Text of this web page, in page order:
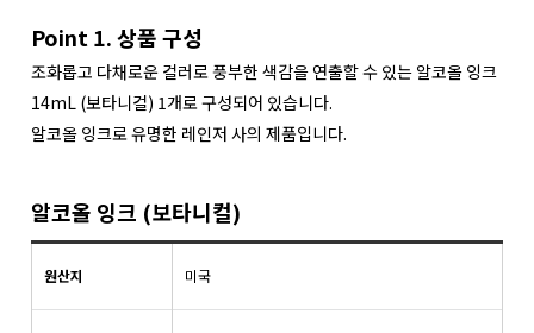
Point 1. 상품 구성
조화롭고 다채로운 컬러로 풍부한 색감을 연출할 수 있는 알코올 잉크
14mL (보타니컬) 1개로 구성되어 있습니다.
알코올 잉크로 유명한 레인저 사의 제품입니다.
알코올 잉크 (보타니컬)
원산지 미국